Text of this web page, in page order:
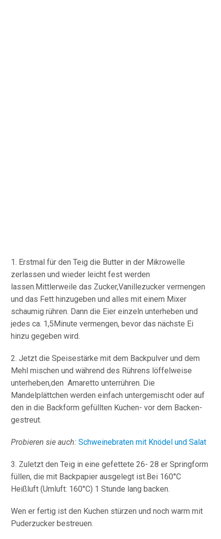
1. Erstmal für den Teig die Butter in der Mikrowelle
zerlassen und wieder leicht fest werden
lassen.Mittlerweile das Zucker,Vanillezucker vermengen
und das Fett hinzugeben und alles mit einem Mixer
schaumig rühren. Dann die Eier einzeln unterheben und
jedes ca. 1,5Minute vermengen, bevor das nächste Ei
hinzu gegeben wird.
2. Jetzt die Speisestärke mit dem Backpulver und dem
Mehl mischen und während des Rührens löffelweise
unterheben,den Amaretto unterrühren. Die
Mandelplättchen werden einfach untergemischt oder auf
den in die Backform gefüllten Kuchen- vor dem Backen-
gestreut.
Probieren sie auch: Schweinebraten mit Knödel und Salat
3. Zuletzt den Teig in eine gefettete 26- 28 er Springform
füllen, die mit Backpapier ausgelegt ist.Bei 160°C
Heißluft (Umluft: 160°C) 1 Stunde lang backen.
Wen er fertig ist den Kuchen stürzen und noch warm mit
Puderzucker bestreuen.